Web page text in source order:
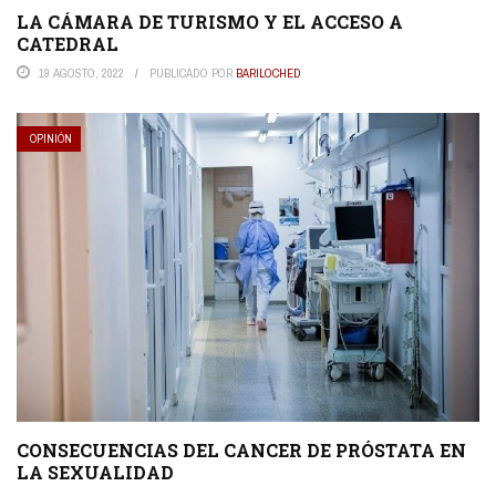
LA CÁMARA DE TURISMO Y EL ACCESO A
CATEDRAL
19 AGOSTO, 2022 PUBLICADO POR BARILOCHED
OPINIÓN
CONSECUENCIAS DEL CANCER DE PRÓSTATA EN
LA SEXUALIDAD